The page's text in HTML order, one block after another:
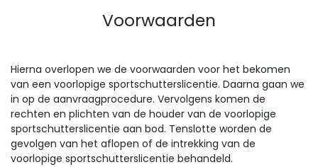
Voorwaarden
Hierna overlopen we de voorwaarden voor het bekomen
van een voorlopige sportschutterslicentie. Daarna gaan we
in op de aanvraagprocedure. Vervolgens komen de
rechten en plichten van de houder van de voorlopige
sportschutterslicentie aan bod. Tenslotte worden de
gevolgen van het aflopen of de intrekking van de
voorlopige sportschutterslicentie behandeld.